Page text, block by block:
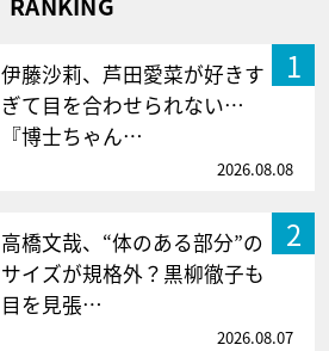
1
伊藤沙莉、芦田愛菜が好きす
ぎて目を合わせられない…
『博士ちゃん…
2026.08.08
2
高橋文哉、“体のある部分”の
サイズが規格外？黒柳徹子も
目を見張…
2026.08.07